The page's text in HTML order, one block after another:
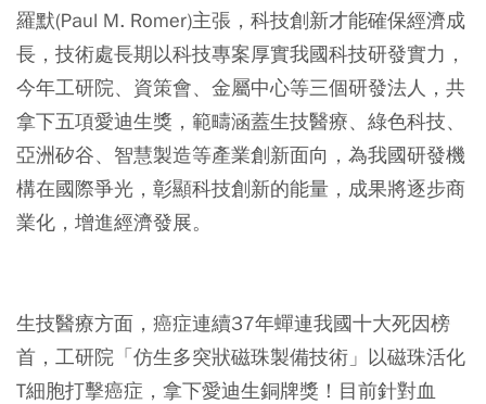
羅默(Paul M. Romer)主張，科技創新才能確保經濟成
長，技術處長期以科技專案厚實我國科技研發實力，
今年工研院、資策會、金屬中心等三個研發法人，共
拿下五項愛迪生獎，範疇涵蓋生技醫療、綠色科技、
亞洲矽谷、智慧製造等產業創新面向，為我國研發機
構在國際爭光，彰顯科技創新的能量，成果將逐步商
業化，增進經濟發展。
生技醫療方面，癌症連續37年蟬連我國十大死因榜
首，工研院「仿生多突狀磁珠製備技術」以磁珠活化
T細胞打擊癌症，拿下愛迪生銅牌獎！目前針對血